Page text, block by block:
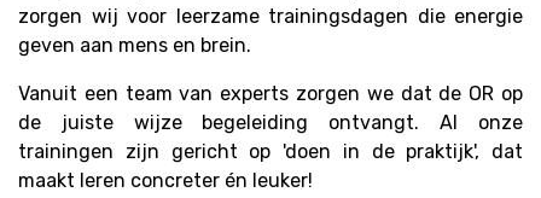
zorgen wij voor leerzame trainingsdagen die energie
geven aan mens en brein.
Vanuit een team van experts zorgen we dat de OR op
de juiste wijze begeleiding ontvangt. Al onze
trainingen zijn gericht op 'doen in de praktijk', dat
maakt leren concreter én leuker!